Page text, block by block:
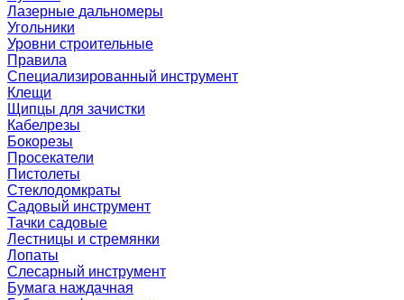
Лазерные дальномеры
Угольники
Уровни строительные
Правила
Специализированный инструмент
Клещи
Щипцы для зачистки
Кабелрезы
Бокорезы
Просекатели
Пистолеты
Стеклодомкраты
Садовый инструмент
Тачки садовые
Лестницы и стремянки
Лопаты
Слесарный инструмент
Бумага наждачная